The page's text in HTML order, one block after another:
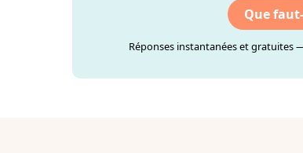
Que
Réponses instantanées et gratuites